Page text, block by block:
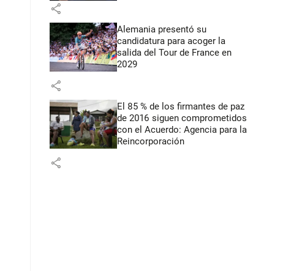
share
Alemania presentó su
candidatura para acoger la
salida del Tour de France en
2029
share
El 85 % de los firmantes de paz
de 2016 siguen comprometidos
con el Acuerdo: Agencia para la
Reincorporación
share